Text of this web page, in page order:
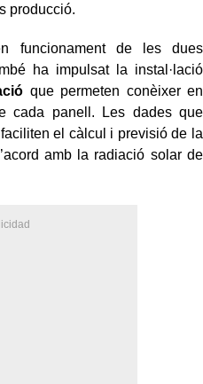
producció.
funcionament de les dues
ha impulsat la instal·lació
que permeten conèixer en
cada panell. Les dades que
el càlcul i previsió de la
amb la radiació solar de